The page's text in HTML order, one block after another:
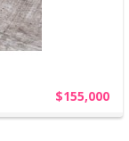
$155,000